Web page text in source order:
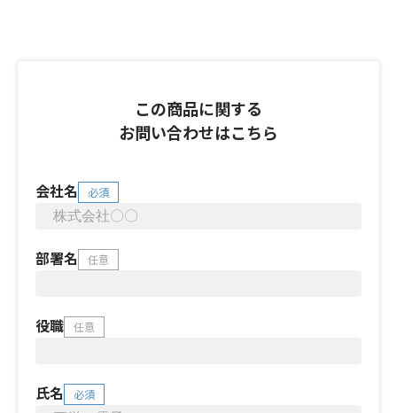
この商品に関する
お問い合わせはこちら
会社名 必須
部署名 任意
役職 任意
氏名 必須